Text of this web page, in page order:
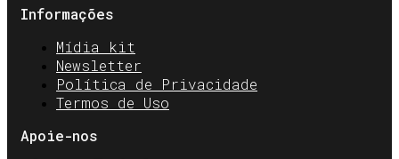
Informações
Mídia kit
Newsletter
Política de Privacidade
Termos de Uso
Apoie-nos